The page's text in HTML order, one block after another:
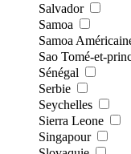
Salvador
Samoa
Samoa
Sao Tomé-et-
Sénégal
Serbie
Seychelles
Sierra Leone
Singapour